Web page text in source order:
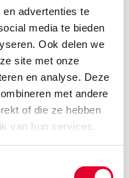
advertenties te
media te bieden
Ook delen we
site met onze
en analyse. Deze
met andere
of die ze hebben
van hun services.